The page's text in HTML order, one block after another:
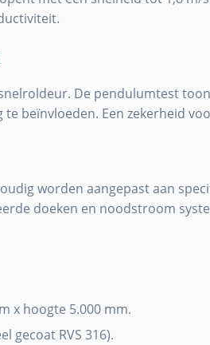
De pendulumtest
beïnvloeden. Een zekerheid
worden aangepast aan
doeken en noodstroom
x hoogte 5.000 mm.
gecoat RVS 316).